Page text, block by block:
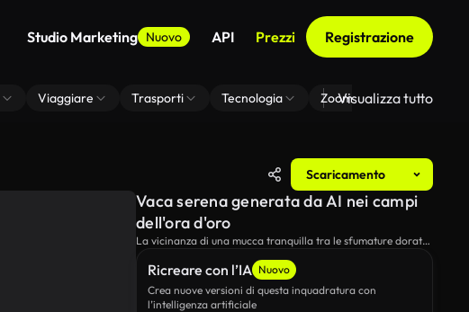
Studio Marketing Nuovo API Prezzi Registrazione
Viaggiare Trasporti Tecnologia Zoom Di Sfondo Virtuale
Visualizza tutto
Scaricamento
Ricreare con l’IA Nuovo
Crea nuove versioni di questa inquadratura con
l’intelligenza artificiale
Vaca serena generata da AI nei campi
dell'ora d'oro
La vicinanza di una mucca tranquilla tra le sfumature dorate